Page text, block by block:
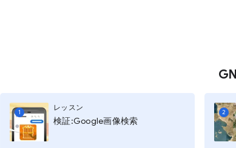
1
レッスン
検証:Google画像検索
2
護プログラムは、攻撃のターゲットにされ
いる多くの個人のGoogleアカウントを守
ています。
高度な保護プログラムが供給するのは:
フィッシング詐欺に対する最も強力な防御